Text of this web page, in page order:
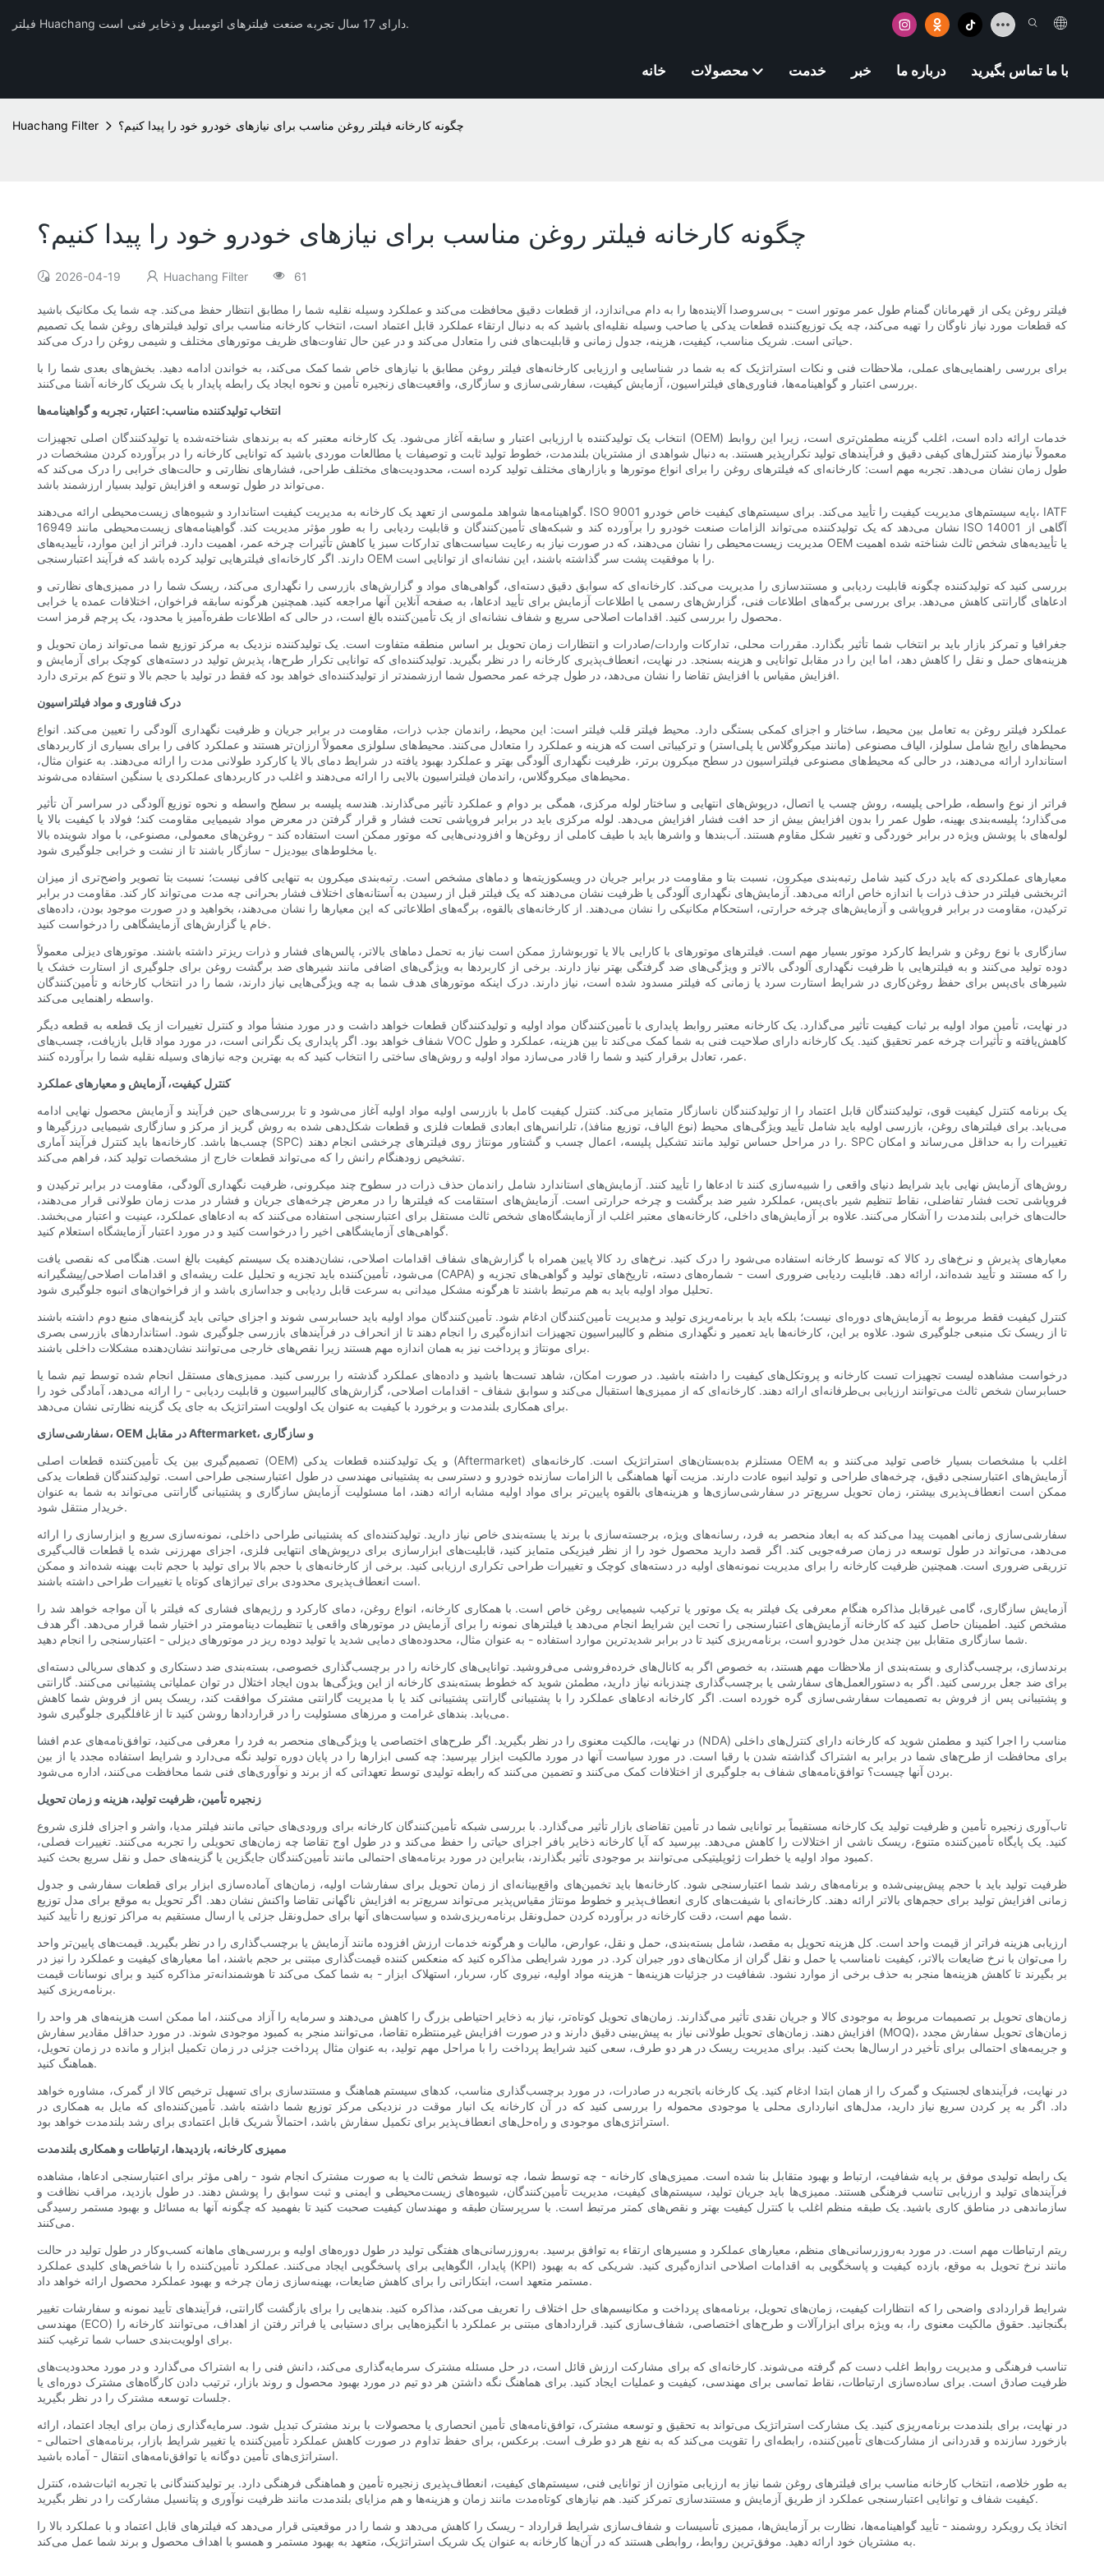
فیلتر Huachang دارای 17 سال تجربه صنعت فیلترهای اتومبیل و ذخایر فنی است.
خانه محصولات خدمت خبر درباره ما با ما تماس بگیرید
Huachang Filter چگونه کارخانه فیلتر روغن مناسب برای نیازهای خودرو خود را پیدا کنیم؟
چگونه کارخانه فیلتر روغن مناسب برای نیازهای خودرو خود را پیدا کنیم؟
2026-04-19 Huachang Filter 61
فیلتر روغن یکی از قهرمانان گمنام طول عمر موتور است - بی‌سروصدا آلاینده‌ها را به دام می‌اندازد، از قطعات دقیق محافظت می‌کند و عملکرد وسیله نقلیه شما را مطابق انتظار حفظ می‌کند. چه شما یک مکانیک باشید
که قطعات مورد نیاز ناوگان را تهیه می‌کند، چه یک توزیع‌کننده قطعات یدکی یا صاحب وسیله نقلیه‌ای باشید که به دنبال ارتقاء عملکرد قابل اعتماد است، انتخاب کارخانه مناسب برای تولید فیلترهای روغن شما یک تصمیم
حیاتی است. شریک مناسب، کیفیت، هزینه، جدول زمانی و قابلیت‌های فنی را متعادل می‌کند و در عین حال تفاوت‌های ظریف موتورهای مختلف و شیمی روغن را درک می‌کند.
برای بررسی راهنمایی‌های عملی، ملاحظات فنی و نکات استراتژیک که به شما در شناسایی و ارزیابی کارخانه‌های فیلتر روغن مطابق با نیازهای خاص شما کمک می‌کند، به خواندن ادامه دهید. بخش‌های بعدی شما را با
بررسی اعتبار و گواهینامه‌ها، فناوری‌های فیلتراسیون، آزمایش کیفیت، سفارشی‌سازی و سازگاری، واقعیت‌های زنجیره تأمین و نحوه ایجاد یک رابطه پایدار با یک شریک کارخانه آشنا می‌کنند.
انتخاب تولیدکننده مناسب: اعتبار، تجربه و گواهینامه‌ها
انتخاب یک تولیدکننده با ارزیابی اعتبار و سابقه آغاز می‌شود. یک کارخانه معتبر که به برندهای شناخته‌شده یا تولیدکنندگان اصلی تجهیزات (OEM) خدمات ارائه داده است، اغلب گزینه مطمئن‌تری است، زیرا این روابط
معمولاً نیازمند کنترل‌های کیفی دقیق و فرآیندهای تولید تکرارپذیر هستند. به دنبال شواهدی از مشتریان بلندمدت، خطوط تولید ثابت و توصیفات یا مطالعات موردی باشید که توانایی کارخانه را در برآورده کردن مشخصات در
طول زمان نشان می‌دهد. تجربه مهم است: کارخانه‌ای که فیلترهای روغن را برای انواع موتورها و بازارهای مختلف تولید کرده است، محدودیت‌های مختلف طراحی، فشارهای نظارتی و حالت‌های خرابی را درک می‌کند که
می‌تواند در طول توسعه و افزایش تولید بسیار ارزشمند باشد.
گواهینامه‌ها شواهد ملموسی از تعهد یک کارخانه به مدیریت کیفیت استاندارد و شیوه‌های زیست‌محیطی ارائه می‌دهند. ISO 9001 پایه سیستم‌های مدیریت کیفیت را تأیید می‌کند. برای سیستم‌های کیفیت خاص خودرو، IATF
16949 نشان می‌دهد که یک تولیدکننده می‌تواند الزامات صنعت خودرو را برآورده کند و شبکه‌های تأمین‌کنندگان و قابلیت ردیابی را به طور مؤثر مدیریت کند. گواهینامه‌های زیست‌محیطی مانند ISO 14001 آگاهی از
مدیریت زیست‌محیطی را نشان می‌دهند، که در صورت نیاز به رعایت سیاست‌های تدارکات سبز یا کاهش تأثیرات چرخه عمر، اهمیت دارد. فراتر از این موارد، تأییدیه‌های OEM یا تأییدیه‌های شخص ثالث شناخته شده اهمیت
دارند. اگر کارخانه‌ای فیلترهایی تولید کرده باشد که فرآیند اعتبارسنجی OEM را با موفقیت پشت سر گذاشته باشند، این نشانه‌ای از توانایی است.
بررسی کنید که تولیدکننده چگونه قابلیت ردیابی و مستندسازی را مدیریت می‌کند. کارخانه‌ای که سوابق دقیق دسته‌ای، گواهی‌های مواد و گزارش‌های بازرسی را نگهداری می‌کند، ریسک شما را در ممیزی‌های نظارتی و
ادعاهای گارانتی کاهش می‌دهد. برای بررسی برگه‌های اطلاعات فنی، گزارش‌های رسمی یا اطلاعات آزمایش برای تأیید ادعاها، به صفحه آنلاین آنها مراجعه کنید. همچنین هرگونه سابقه فراخوان، اختلافات عمده یا خرابی
محصول را بررسی کنید. اقدامات اصلاحی سریع و شفاف نشانه‌ای از یک تأمین‌کننده بالغ است، در حالی که اطلاعات طفره‌آمیز یا محدود، یک پرچم قرمز است.
جغرافیا و تمرکز بازار باید بر انتخاب شما تأثیر بگذارد. مقررات محلی، تدارکات واردات/صادرات و انتظارات زمان تحویل بر اساس منطقه متفاوت است. یک تولیدکننده نزدیک به مرکز توزیع شما می‌تواند زمان تحویل و
هزینه‌های حمل و نقل را کاهش دهد، اما این را در مقابل توانایی و هزینه بسنجد. در نهایت، انعطاف‌پذیری کارخانه را در نظر بگیرید. تولیدکننده‌ای که توانایی تکرار طرح‌ها، پذیرش تولید در دسته‌های کوچک برای آزمایش و
افزایش مقیاس با افزایش تقاضا را نشان می‌دهد، در طول چرخه عمر محصول شما ارزشمندتر از تولیدکننده‌ای خواهد بود که فقط در تولید با حجم بالا و تنوع کم برتری دارد.
درک فناوری و مواد فیلتراسیون
عملکرد فیلتر روغن به تعامل بین محیط، ساختار و اجزای کمکی بستگی دارد. محیط فیلتر قلب فیلتر است: این محیط، راندمان جذب ذرات، مقاومت در برابر جریان و ظرفیت نگهداری آلودگی را تعیین می‌کند. انواع
محیط‌های رایج شامل سلولز، الیاف مصنوعی (مانند میکروگلاس یا پلی‌استر) و ترکیباتی است که هزینه و عملکرد را متعادل می‌کنند. محیط‌های سلولزی معمولاً ارزان‌تر هستند و عملکرد کافی را برای بسیاری از کاربردهای
استاندارد ارائه می‌دهند، در حالی که محیط‌های مصنوعی فیلتراسیون در سطح میکرون برتر، ظرفیت نگهداری آلودگی بهتر و عملکرد بهبود یافته در شرایط دمای بالا یا کارکرد طولانی مدت را ارائه می‌دهند. به عنوان مثال،
محیط‌های میکروگلاس، راندمان فیلتراسیون بالایی را ارائه می‌دهند و اغلب در کاربردهای عملکردی یا سنگین استفاده می‌شوند.
فراتر از نوع واسطه، طراحی پلیسه، روش چسب یا اتصال، درپوش‌های انتهایی و ساختار لوله مرکزی، همگی بر دوام و عملکرد تأثیر می‌گذارند. هندسه پلیسه بر سطح واسطه و نحوه توزیع آلودگی در سراسر آن تأثیر
می‌گذارد؛ پلیسه‌بندی بهینه، طول عمر را بدون افزایش بیش از حد افت فشار افزایش می‌دهد. لوله مرکزی باید در برابر فروپاشی تحت فشار و قرار گرفتن در معرض مواد شیمیایی مقاومت کند؛ فولاد با کیفیت بالا یا
لوله‌های با پوشش ویژه در برابر خوردگی و تغییر شکل مقاوم هستند. آب‌بندها و واشرها باید با طیف کاملی از روغن‌ها و افزودنی‌هایی که موتور ممکن است استفاده کند - روغن‌های معمولی، مصنوعی، با مواد شوینده بالا
یا مخلوط‌های بیودیزل - سازگار باشند تا از نشت و خرابی جلوگیری شود.
معیارهای عملکردی که باید درک کنید شامل رتبه‌بندی میکرون، نسبت بتا و مقاومت در برابر جریان در ویسکوزیته‌ها و دماهای مشخص است. رتبه‌بندی میکرون به تنهایی کافی نیست؛ نسبت بتا تصویر واضح‌تری از میزان
اثربخشی فیلتر در حذف ذرات با اندازه خاص ارائه می‌دهد. آزمایش‌های نگهداری آلودگی یا ظرفیت نشان می‌دهند که یک فیلتر قبل از رسیدن به آستانه‌های اختلاف فشار بحرانی چه مدت می‌تواند کار کند. مقاومت در برابر
ترکیدن، مقاومت در برابر فروپاشی و آزمایش‌های چرخه حرارتی، استحکام مکانیکی را نشان می‌دهند. از کارخانه‌های بالقوه، برگه‌های اطلاعاتی که این معیارها را نشان می‌دهند، بخواهید و در صورت موجود بودن، داده‌های
خام یا گزارش‌های آزمایشگاهی را درخواست کنید.
سازگاری با نوع روغن و شرایط کارکرد موتور بسیار مهم است. فیلترهای موتورهای با کارایی بالا یا توربوشارژ ممکن است نیاز به تحمل دماهای بالاتر، پالس‌های فشار و ذرات ریزتر داشته باشند. موتورهای دیزلی معمولاً
دوده تولید می‌کنند و به فیلترهایی با ظرفیت نگهداری آلودگی بالاتر و ویژگی‌های ضد گرفتگی بهتر نیاز دارند. برخی از کاربردها به ویژگی‌های اضافی مانند شیرهای ضد برگشت روغن برای جلوگیری از استارت خشک یا
شیرهای بای‌پس برای حفظ روغن‌کاری در شرایط استارت سرد یا زمانی که فیلتر مسدود شده است، نیاز دارند. درک اینکه موتورهای هدف شما به چه ویژگی‌هایی نیاز دارند، شما را در انتخاب کارخانه و تأمین‌کنندگان
واسطه راهنمایی می‌کند.
در نهایت، تأمین مواد اولیه بر ثبات کیفیت تأثیر می‌گذارد. یک کارخانه معتبر روابط پایداری با تأمین‌کنندگان مواد اولیه و تولیدکنندگان قطعات خواهد داشت و در مورد منشأ مواد و کنترل تغییرات از یک قطعه به قطعه دیگر
شفاف خواهد بود. اگر پایداری یک نگرانی است، در مورد مواد قابل بازیافت، چسب‌های VOC کاهش‌یافته و تأثیرات چرخه عمر تحقیق کنید. یک کارخانه دارای صلاحیت فنی به شما کمک می‌کند تا بین هزینه، عملکرد و طول
عمر، تعادل برقرار کنید و شما را قادر می‌سازد مواد اولیه و روش‌های ساختی را انتخاب کنید که به بهترین وجه نیازهای وسیله نقلیه شما را برآورده کنند.
کنترل کیفیت، آزمایش و معیارهای عملکرد
یک برنامه کنترل کیفیت قوی، تولیدکنندگان قابل اعتماد را از تولیدکنندگان ناسازگار متمایز می‌کند. کنترل کیفیت کامل با بازرسی اولیه مواد اولیه آغاز می‌شود و تا بررسی‌های حین فرآیند و آزمایش محصول نهایی ادامه
می‌یابد. برای فیلترهای روغن، بازرسی اولیه باید شامل تأیید ویژگی‌های محیط (نوع الیاف، توزیع منافذ)، تلرانس‌های ابعادی قطعات فلزی و قطعات شکل‌دهی شده به روش گریز از مرکز و سازگاری شیمیایی درزگیرها و
چسب‌ها باشد. کارخانه‌ها باید کنترل فرآیند آماری (SPC) را در مراحل حساس تولید مانند تشکیل پلیسه، اعمال چسب و گشتاور مونتاژ روی فیلترهای چرخشی انجام دهند. SPC تغییرات را به حداقل می‌رساند و امکان
تشخیص زودهنگام رانش را که می‌تواند قطعات خارج از مشخصات تولید کند، فراهم می‌کند.
روش‌های آزمایش نهایی باید شرایط دنیای واقعی را شبیه‌سازی کنند تا ادعاها را تأیید کنند. آزمایش‌های استاندارد شامل راندمان حذف ذرات در سطوح چند میکرونی، ظرفیت نگهداری آلودگی، مقاومت در برابر ترکیدن و
فروپاشی تحت فشار تفاضلی، نقاط تنظیم شیر بای‌پس، عملکرد شیر ضد برگشت و چرخه حرارتی است. آزمایش‌های استقامت که فیلترها را در معرض چرخه‌های جریان و فشار در مدت زمان طولانی قرار می‌دهند،
حالت‌های خرابی بلندمدت را آشکار می‌کنند. علاوه بر آزمایش‌های داخلی، کارخانه‌های معتبر اغلب از آزمایشگاه‌های شخص ثالث مستقل برای اعتبارسنجی استفاده می‌کنند که به ادعاهای عملکرد، عینیت و اعتبار می‌بخشد.
گواهی‌های آزمایشگاهی اخیر را درخواست کنید و در مورد اعتبار آزمایشگاه استعلام کنید.
معیارهای پذیرش و نرخ‌های رد کالا که توسط کارخانه استفاده می‌شود را درک کنید. نرخ‌های رد کالا پایین همراه با گزارش‌های شفاف اقدامات اصلاحی، نشان‌دهنده یک سیستم کیفیت بالغ است. هنگامی که نقصی یافت
می‌شود، تأمین‌کننده باید تجزیه و تحلیل علت ریشه‌ای و اقدامات اصلاحی/پیشگیرانه (CAPA) را که مستند و تأیید شده‌اند، ارائه دهد. قابلیت ردیابی ضروری است - شماره‌های دسته، تاریخ‌های تولید و گواهی‌های تجزیه و
تحلیل مواد اولیه باید به هم مرتبط باشند تا هرگونه مشکل میدانی به سرعت قابل ردیابی و جداسازی باشد و از فراخوان‌های انبوه جلوگیری شود.
کنترل کیفیت فقط مربوط به آزمایش‌های دوره‌ای نیست؛ بلکه باید با برنامه‌ریزی تولید و مدیریت تأمین‌کنندگان ادغام شود. تأمین‌کنندگان مواد اولیه باید حسابرسی شوند و اجزای حیاتی باید گزینه‌های منبع دوم داشته باشند
تا از ریسک تک منبعی جلوگیری شود. علاوه بر این، کارخانه‌ها باید تعمیر و نگهداری منظم و کالیبراسیون تجهیزات اندازه‌گیری را انجام دهند تا از انحراف در فرآیندهای بازرسی جلوگیری شود. استانداردهای بازرسی بصری
برای مونتاژ و پرداخت نیز به همان اندازه مهم هستند زیرا نقص‌های خارجی می‌توانند نشان‌دهنده مشکلات داخلی باشند.
درخواست مشاهده لیست تجهیزات تست کارخانه و پروتکل‌های کیفیت را داشته باشید. در صورت امکان، شاهد تست‌ها باشید و داده‌های عملکرد گذشته را بررسی کنید. ممیزی‌های مستقل انجام شده توسط تیم شما یا
حسابرسان شخص ثالث می‌توانند ارزیابی بی‌طرفانه‌ای ارائه دهند. کارخانه‌ای که از ممیزی‌ها استقبال می‌کند و سوابق شفاف - اقدامات اصلاحی، گزارش‌های کالیبراسیون و قابلیت ردیابی - را ارائه می‌دهد، آمادگی خود را
برای همکاری بلندمدت و برخورد با کیفیت به عنوان یک اولویت استراتژیک به جای یک گزینه نظارتی نشان می‌دهد.
سفارشی‌سازی، OEM در مقابل Aftermarket، و سازگاری
تصمیم‌گیری بین یک تأمین‌کننده قطعات اصلی (OEM) و یک تولیدکننده قطعات یدکی (Aftermarket) مستلزم بده‌بستان‌های استراتژیک است. کارخانه‌های OEM اغلب با مشخصات بسیار خاصی تولید می‌کنند و به
آزمایش‌های اعتبارسنجی دقیق، چرخه‌های طراحی و تولید انبوه عادت دارند. مزیت آنها هماهنگی با الزامات سازنده خودرو و دسترسی به پشتیبانی مهندسی در طول اعتبارسنجی طراحی است. تولیدکنندگان قطعات یدکی
ممکن است انعطاف‌پذیری بیشتر، زمان تحویل سریع‌تر در سفارشی‌سازی‌ها و هزینه‌های بالقوه پایین‌تر برای مواد اولیه مشابه ارائه دهند، اما مسئولیت آزمایش سازگاری و پشتیبانی گارانتی می‌تواند به شما به عنوان
خریدار منتقل شود.
سفارشی‌سازی زمانی اهمیت پیدا می‌کند که به ابعاد منحصر به فرد، رسانه‌های ویژه، برجسته‌سازی با برند یا بسته‌بندی خاص نیاز دارید. تولیدکننده‌ای که پشتیبانی طراحی داخلی، نمونه‌سازی سریع و ابزارسازی را ارائه
می‌دهد، می‌تواند در طول توسعه در زمان صرفه‌جویی کند. اگر قصد دارید محصول خود را از نظر فیزیکی متمایز کنید، قابلیت‌های ابزارسازی برای درپوش‌های انتهایی فلزی، اجزای مهرزنی شده یا قطعات قالب‌گیری
تزریقی ضروری است. همچنین ظرفیت کارخانه را برای مدیریت نمونه‌های اولیه در دسته‌های کوچک و تغییرات طراحی تکراری ارزیابی کنید. برخی از کارخانه‌های با حجم بالا برای تولید با حجم ثابت بهینه شده‌اند و ممکن
است انعطاف‌پذیری محدودی برای تیراژهای کوتاه یا تغییرات طراحی داشته باشند.
آزمایش سازگاری، گامی غیرقابل مذاکره هنگام معرفی یک فیلتر به یک موتور یا ترکیب شیمیایی روغن خاص است. با همکاری کارخانه، انواع روغن، دمای کارکرد و رژیم‌های فشاری که فیلتر با آن مواجه خواهد شد را
مشخص کنید. اطمینان حاصل کنید که کارخانه آزمایش‌های اعتبارسنجی را تحت این شرایط انجام می‌دهد یا فیلترهای نمونه را برای آزمایش در موتورهای واقعی یا تنظیمات دینامومتر در اختیار شما قرار می‌دهد. اگر هدف
شما سازگاری متقابل بین چندین مدل خودرو است، برنامه‌ریزی کنید تا در برابر شدیدترین موارد استفاده - به عنوان مثال، محدوده‌های دمایی شدید یا تولید دوده ریز در موتورهای دیزلی - اعتبارسنجی را انجام دهید.
برندسازی، برچسب‌گذاری و بسته‌بندی از ملاحظات مهم هستند، به خصوص اگر به کانال‌های خرده‌فروشی می‌فروشید. توانایی‌های کارخانه را در برچسب‌گذاری خصوصی، بسته‌بندی ضد دستکاری و کدهای سریالی دسته‌ای
برای ضد جعل بررسی کنید. اگر به دستورالعمل‌های سفارشی یا برچسب‌گذاری چندزبانه نیاز دارید، مطمئن شوید که خطوط بسته‌بندی کارخانه از این ویژگی‌ها بدون ایجاد اختلال در توان عملیاتی پشتیبانی می‌کنند. گارانتی
و پشتیبانی پس از فروش به تصمیمات سفارشی‌سازی گره خورده است. اگر کارخانه ادعاهای عملکرد را با پشتیبانی گارانتی پشتیبانی کند یا با مدیریت گارانتی مشترک موافقت کند، ریسک پس از فروش شما کاهش
می‌یابد. بندهای غرامت و مرزهای مسئولیت را در قراردادها روشن کنید تا از غافلگیری جلوگیری شود.
در نهایت، مالکیت معنوی را در نظر بگیرید. اگر طرح‌های اختصاصی یا ویژگی‌های منحصر به فرد را معرفی می‌کنید، توافق‌نامه‌های عدم افشا (NDA) مناسب را اجرا کنید و مطمئن شوید که کارخانه دارای کنترل‌های داخلی
برای محافظت از طرح‌های شما در برابر به اشتراک گذاشته شدن با رقبا است. در مورد سیاست آنها در مورد مالکیت ابزار بپرسید: چه کسی ابزارها را در پایان دوره تولید نگه می‌دارد و شرایط استفاده مجدد یا از بین
بردن آنها چیست؟ توافق‌نامه‌های شفاف به جلوگیری از اختلافات کمک می‌کنند و تضمین می‌کنند که رابطه تولیدی توسط تعهداتی که از برند و نوآوری‌های فنی شما محافظت می‌کنند، اداره می‌شود.
زنجیره تأمین، ظرفیت تولید، هزینه و زمان تحویل
تاب‌آوری زنجیره تأمین و ظرفیت تولید یک کارخانه مستقیماً بر توانایی شما در تأمین تقاضای بازار تأثیر می‌گذارد. با بررسی شبکه تأمین‌کنندگان کارخانه برای ورودی‌های حیاتی مانند فیلتر مدیا، واشر و اجزای فلزی شروع
کنید. یک پایگاه تأمین‌کننده متنوع، ریسک ناشی از اختلالات را کاهش می‌دهد. بپرسید که آیا کارخانه ذخایر بافر اجزای حیاتی را حفظ می‌کند و در طول اوج تقاضا چه زمان‌های تحویلی را تجربه می‌کنند. تغییرات فصلی،
کمبود مواد اولیه یا خطرات ژئوپلیتیکی می‌توانند بر موجودی تأثیر بگذارند، بنابراین در مورد برنامه‌های احتمالی مانند تأمین‌کنندگان جایگزین یا گزینه‌های حمل و نقل سریع بحث کنید.
ظرفیت تولید باید با حجم پیش‌بینی‌شده و برنامه‌های رشد شما اعتبارسنجی شود. کارخانه‌ها باید تخمین‌های واقع‌بینانه‌ای از زمان تحویل برای سفارشات اولیه، زمان‌های آماده‌سازی ابزار برای قطعات سفارشی و جدول
زمانی افزایش تولید برای حجم‌های بالاتر ارائه دهند. کارخانه‌ای با شیفت‌های کاری انعطاف‌پذیر و خطوط مونتاژ مقیاس‌پذیر می‌تواند سریع‌تر به افزایش ناگهانی تقاضا واکنش نشان دهد. اگر تحویل به موقع برای مدل توزیع
شما مهم است، دقت کارخانه در برآورده کردن حمل‌ونقل برنامه‌ریزی‌شده و سیاست‌های آنها برای حمل‌ونقل جزئی یا ارسال مستقیم به مراکز توزیع را تأیید کنید.
ارزیابی هزینه فراتر از قیمت واحد است. کل هزینه تحویل به مقصد، شامل بسته‌بندی، حمل و نقل، عوارض، مالیات و هرگونه خدمات ارزش افزوده مانند آزمایش یا برچسب‌گذاری را در نظر بگیرید. قیمت‌های پایین‌تر واحد
را می‌توان با نرخ ضایعات بالاتر، کیفیت نامناسب یا حمل و نقل گران از مکان‌های دور جبران کرد. در مورد شرایطی مذاکره کنید که منعکس کننده قیمت‌گذاری مبتنی بر حجم باشند، اما معیارهای کیفیت و عملکرد را نیز در
بر بگیرند تا کاهش هزینه‌ها منجر به حذف برخی از موارد نشود. شفافیت در جزئیات هزینه‌ها - هزینه مواد اولیه، نیروی کار، سربار، استهلاک ابزار - به شما کمک می‌کند تا هوشمندانه‌تر مذاکره کنید و برای نوسانات قیمت
برنامه‌ریزی کنید.
زمان‌های تحویل بر تصمیمات مربوط به موجودی کالا و جریان نقدی تأثیر می‌گذارند. زمان‌های تحویل کوتاه‌تر، نیاز به ذخایر احتیاطی بزرگ را کاهش می‌دهند و سرمایه را آزاد می‌کنند، اما ممکن است هزینه‌های هر واحد را
افزایش دهند. زمان‌های تحویل طولانی نیاز به پیش‌بینی دقیق دارند و در صورت افزایش غیرمنتظره تقاضا، می‌توانند منجر به کمبود موجودی شوند. در مورد حداقل مقادیر سفارش (MOQ)، زمان‌های تحویل سفارش مجدد
و جریمه‌های احتمالی برای تأخیر در ارسال‌ها بحث کنید. برای مدیریت ریسک در هر دو طرف، سعی کنید شرایط پرداخت را با مراحل مهم تولید، به عنوان مثال پرداخت جزئی در زمان تکمیل ابزار و مانده در زمان تحویل،
هماهنگ کنید.
در نهایت، فرآیندهای لجستیک و گمرک را از همان ابتدا ادغام کنید. یک کارخانه باتجربه در صادرات، در مورد برچسب‌گذاری مناسب، کدهای سیستم هماهنگ و مستندسازی برای تسهیل ترخیص کالا از گمرک، مشاوره خواهد
داد. اگر به پر کردن سریع نیاز دارید، مدل‌های انبارداری محلی یا موجودی محموله را بررسی کنید که در آن کارخانه یک انبار موقت در نزدیکی مرکز توزیع شما داشته باشد. تأمین‌کننده‌ای که مایل به همکاری در
استراتژی‌های موجودی و راه‌حل‌های انعطاف‌پذیر برای تکمیل سفارش باشد، احتمالاً شریک قابل اعتمادی برای رشد بلندمدت خواهد بود.
ممیزی کارخانه، بازدیدها، ارتباطات و همکاری بلندمدت
یک رابطه تولیدی موفق بر پایه شفافیت، ارتباط و بهبود متقابل بنا شده است. ممیزی‌های کارخانه - چه توسط شما، چه توسط شخص ثالث یا به صورت مشترک انجام شود - راهی مؤثر برای اعتبارسنجی ادعاها، مشاهده
فرآیندهای تولید و ارزیابی تناسب فرهنگی هستند. ممیزی‌ها باید جریان تولید، سیستم‌های کیفیت، مدیریت تأمین‌کنندگان، شیوه‌های زیست‌محیطی و ایمنی و ثبت سوابق را پوشش دهند. در طول بازدید، مراقب نظافت و
سازماندهی در مناطق کاری باشید. یک طبقه منظم اغلب با کنترل کیفیت بهتر و نقص‌های کمتر مرتبط است. با سرپرستان طبقه و مهندسان کیفیت صحبت کنید تا بفهمید که چگونه آنها به مسائل و بهبود مستمر رسیدگی
می‌کنند.
ریتم ارتباطات مهم است. در مورد به‌روزرسانی‌های منظم، معیارهای عملکرد و مسیرهای ارتقاء به توافق برسید. به‌روزرسانی‌های هفتگی تولید در طول دوره‌های اولیه و بررسی‌های ماهانه کسب‌وکار در طول تولید در حالت
پایدار، الگوهایی برای پاسخگویی ایجاد می‌کنند. عملکرد تأمین‌کننده را با شاخص‌های کلیدی عملکرد (KPI) مانند نرخ تحویل به موقع، بازده کیفیت و پاسخگویی به اقدامات اصلاحی اندازه‌گیری کنید. شریکی که به بهبود
مستمر متعهد است، ابتکاراتی را برای کاهش ضایعات، بهینه‌سازی زمان چرخه و بهبود عملکرد محصول ارائه خواهد داد.
شرایط قراردادی واضحی را که انتظارات کیفیت، زمان‌های تحویل، برنامه‌های پرداخت و مکانیسم‌های حل اختلاف را تعریف می‌کند، مذاکره کنید. بندهایی را برای بازگشت گارانتی، فرآیندهای تأیید نمونه و سفارشات تغییر
مهندسی (ECO) بگنجانید. حقوق مالکیت معنوی را، به ویژه برای ابزارآلات و طرح‌های اختصاصی، شفاف‌سازی کنید. قراردادهای مبتنی بر عملکرد با انگیزه‌هایی برای دستیابی یا فراتر رفتن از اهداف، می‌توانند کارخانه را
برای اولویت‌بندی حساب شما ترغیب کنند.
تناسب فرهنگی و مدیریت روابط اغلب دست کم گرفته می‌شوند. کارخانه‌ای که برای مشارکت ارزش قائل است، در حل مسئله مشترک سرمایه‌گذاری می‌کند، دانش فنی را به اشتراک می‌گذارد و در مورد محدودیت‌های
ظرفیت صادق است. برای ساده‌سازی ارتباطات، نقاط تماسی برای مهندسی، کیفیت و عملیات ایجاد کنید. برای هماهنگ نگه داشتن هر دو تیم در مورد بهبود محصول و روند بازار، ترتیب دادن کارگاه‌های مشترک دوره‌ای یا
جلسات توسعه مشترک را در نظر بگیرید.
در نهایت، برای بلندمدت برنامه‌ریزی کنید. یک مشارکت استراتژیک می‌تواند به تحقیق و توسعه مشترک، توافق‌نامه‌های تأمین انحصاری یا محصولات با برند مشترک تبدیل شود. سرمایه‌گذاری زمان برای ایجاد اعتماد، ارائه
بازخورد سازنده و قدردانی از مشارکت‌های تأمین‌کننده، رابطه‌ای را تقویت می‌کند که به نفع هر دو طرف است. برعکس، برای حفظ تداوم در صورت کاهش عملکرد تأمین‌کننده یا تغییر شرایط بازار، برنامه‌های احتمالی -
استراتژی‌های تأمین دوگانه یا توافق‌نامه‌های انتقال - آماده باشید.
به طور خلاصه، انتخاب کارخانه مناسب برای فیلترهای روغن شما نیاز به ارزیابی متوازن از توانایی فنی، سیستم‌های کیفیت، انعطاف‌پذیری زنجیره تأمین و هماهنگی فرهنگی دارد. بر تولیدکنندگانی با تجربه اثبات‌شده، کنترل
کیفیت شفاف و توانایی اعتبارسنجی عملکرد از طریق آزمایش و مستندسازی تمرکز کنید. هم نیازهای کوتاه‌مدت مانند زمان و هزینه‌ها و هم مزایای بلندمدت مانند ظرفیت نوآوری و پتانسیل مشارکت را در نظر بگیرید.
اتخاذ یک رویکرد روشمند - تأیید گواهینامه‌ها، نظارت بر آزمایش‌ها، ممیزی تأسیسات و شفاف‌سازی شرایط قرارداد - ریسک را کاهش می‌دهد و شما را در موقعیتی قرار می‌دهد که فیلترهای قابل اعتماد و با عملکرد بالا را
به مشتریان خود ارائه دهید. موفق‌ترین روابط، روابطی هستند که در آن‌ها کارخانه به عنوان یک شریک استراتژیک، متعهد به بهبود مستمر و همسو با اهداف محصول و برند شما عمل می‌کند.